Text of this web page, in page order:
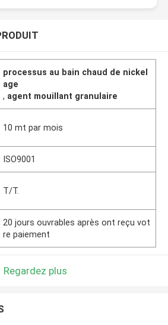
processus au bain chaud de nickel
age
, agent mouillant granulaire
10 mt par mois
ISO9001
T/T.
20 jours ouvrables après ont reçu vot
re paiement
Regardez plus